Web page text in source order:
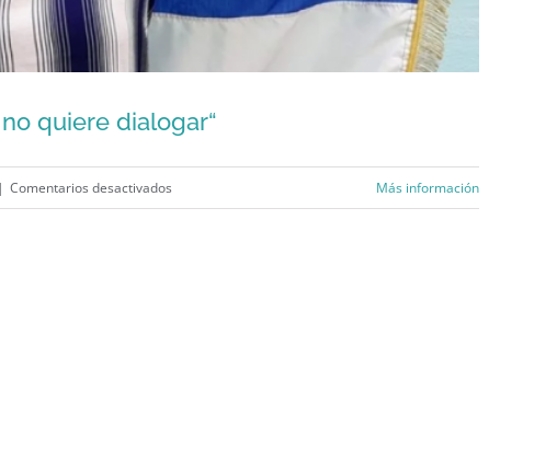
quiere dialogar“
| Comentarios desactivados Más información